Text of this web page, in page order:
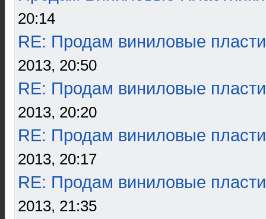
20:14
RE: Продам виниловые
2013, 20:50
RE: Продам виниловые
2013, 20:20
RE: Продам виниловые
2013, 20:17
RE: Продам виниловые
2013, 21:35